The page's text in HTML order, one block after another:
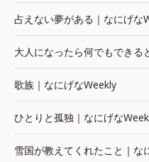
占えない夢がある｜なにげな
大人になったら何でもできる
歌族｜なにげなWeekly
ひとりと孤独｜なにげな
雪国が教えてくれたこと｜な